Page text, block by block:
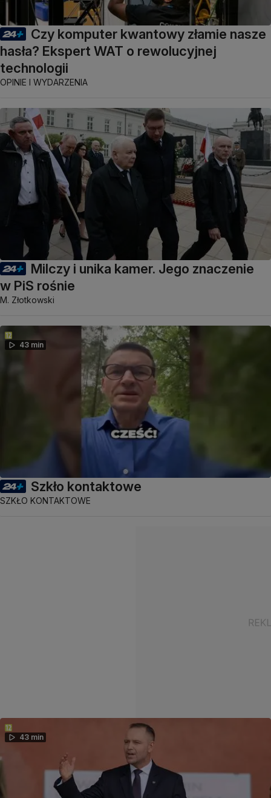
Czy komputer kwantowy złamie nasze
hasła? Ekspert WAT o rewolucyjnej
technologii
OPINIE I WYDARZENIA
Milczy i unika kamer. Jego znaczenie
w PiS rośnie
M. Złotkowski
43 min
Szkło kontaktowe
SZKŁO KONTAKTOWE
43 min